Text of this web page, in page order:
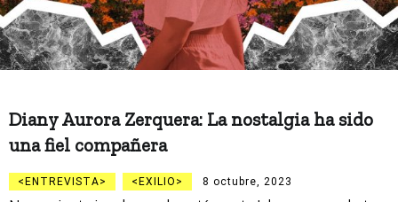
Diany Aurora Zerquera: La nostalgia ha sido
una fiel compañera
ENTREVISTA EXILIO 8 octubre, 2023